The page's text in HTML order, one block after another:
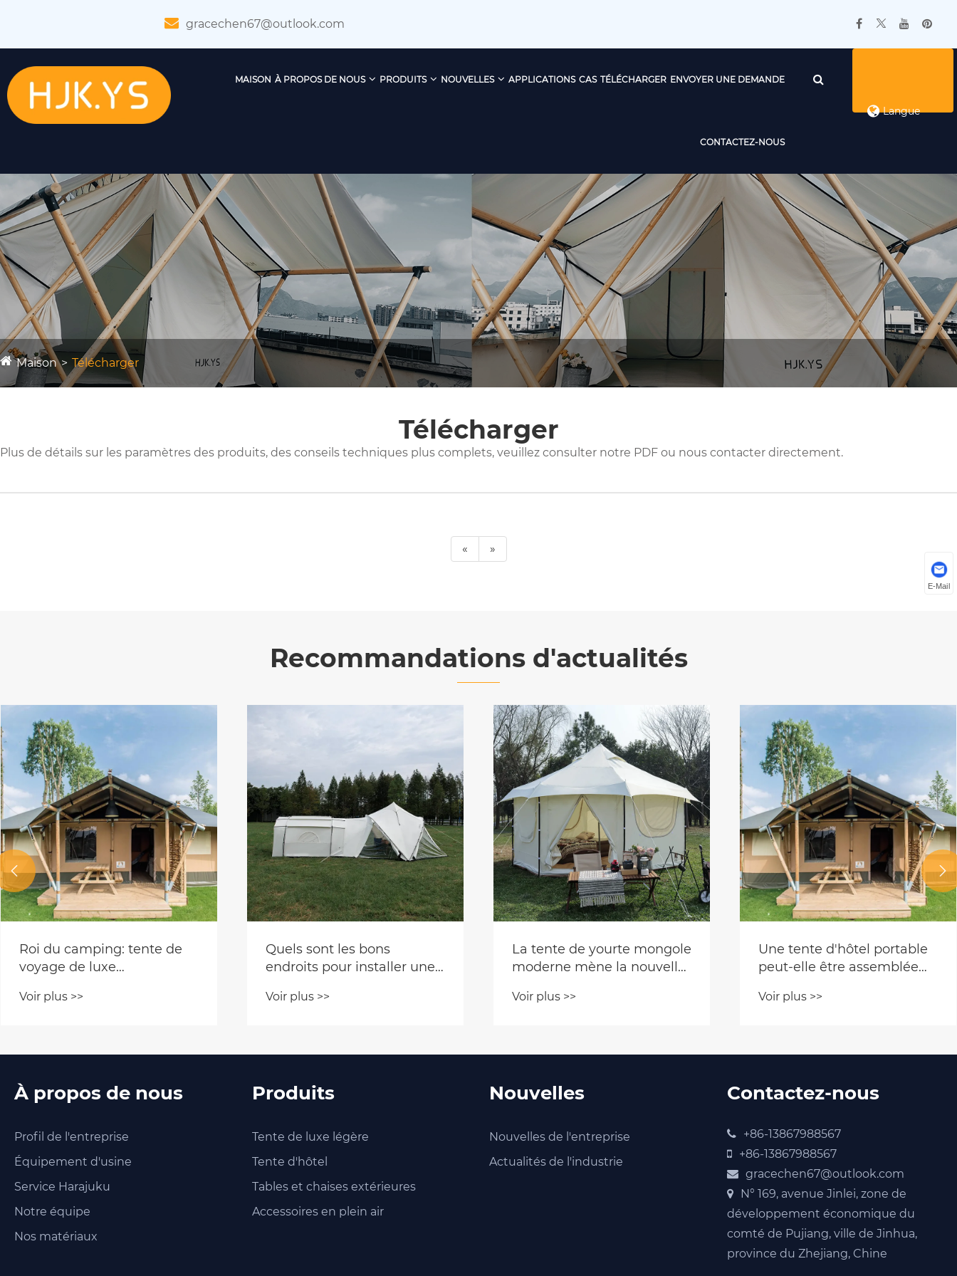
gracechen67@outlook.com
MAISON À PROPOS DE NOUS PRODUITS NOUVELLES APPLICATIONS CAS TÉLÉCHARGER ENVOYER UNE DEMANDE
CONTACTEZ-NOUS
Langue
Maison Télécharger
Télécharger
Plus de détails sur les paramètres des produits, des conseils techniques plus complets, veuillez consulter notre PDF ou nous contacter directement.
« »
Recommandations d'actualités
Roi du camping: tente de
voyage de luxe
Voir plus >>
Quels sont les bons
endroits pour installer une
Voir plus >>
La tente de yourte mongole
moderne mène la nouvelle
plein air
Voir plus >>
Une tente d'hôtel portable
peut-elle être assemblée
outils mécaniques?
Voir plus >>
 
À propos de nous
Profil de l'entreprise
Équipement d'usine
Service Harajuku
Notre équipe
Nos matériaux
Produits
Tente de luxe légère
Tente d'hôtel
Tables et chaises extérieures
Accessoires en plein air
Nouvelles
Nouvelles de l'entreprise
Actualités de l'industrie
Contactez-nous
+86-13867988567
+86-13867988567
gracechen67@outlook.com
N° 169, avenue Jinlei, zone de
développement économique du
comté de Pujiang, ville de Jinhua,
province du Zhejiang, Chine
E-Mail